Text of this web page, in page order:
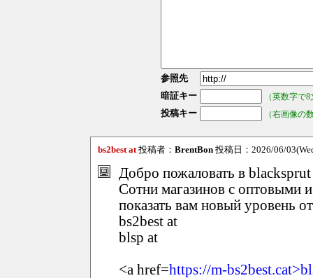
参照先
暗証キー
（英数字で
投稿キー （右画像の
bs2best at投稿者： BrentBon 投稿日：2026/06/
Добро пожаловать в
Сотни магазинов с оптовыми
показать вам новый уровень
bs2best at
blsp at
<a href=https://m-